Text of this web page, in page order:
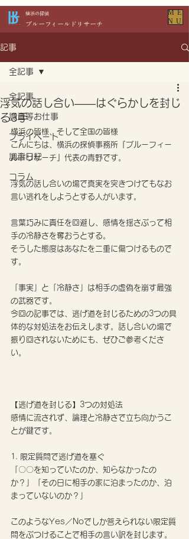
​横浜の探偵
​ブルーフィールドリサーチ
ME
NU
記事
全記事
調査等お仕事
プライベート
調査日記
コラム
全記事
浮気の話し合い――はぐらかしを封じ
る3手
横浜の皆様、そして全国の皆様
こんにちは、横浜の探偵事務所『ブルーフィー
ルドリサーチ』代表の青野です。
浮気の話し合いの場で真実を突きつけてもなお
言い逃れをしようとする人がいます。
言葉巧みに責任を回避し、感情を揺さぶって相
手の冷静さを奪おうとする。
そうした態度はあなたを二重に傷つけるもので
す。
「事実」と「冷静さ」は相手の虚偽を崩す最強
の武器です。
今回の記事では、逃げ道を封じるための3つの具
体的な対処法をお伝えします。話し合いの場で
振り回されないためにも、ぜひご参考くださ
い。
【逃げ道を封じる】3つの対処法
感情に流されず、論理と冷静さで立ち向かうこ
とが鍵です。
1. 限定質問で逃げ道を塞ぐ
「〇〇を知っていたのか、知らなかったの
か？」「その日に相手の家に泊まったのか、泊
まっていないのか？」
このようなYes／Noでしか答えられない限定質
問をぶつけることで相手の言い訳を封じます。